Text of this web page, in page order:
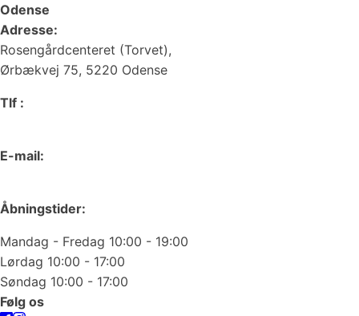
Odense
Adresse:
Rosengårdcenteret (Torvet),
Ørbækvej 75, 5220 Odense
Tlf :
E-mail:
Åbningstider:
Mandag - Fredag 10:00 - 19:00
Lørdag 10:00 - 17:00
Søndag 10:00 - 17:00
Følg os